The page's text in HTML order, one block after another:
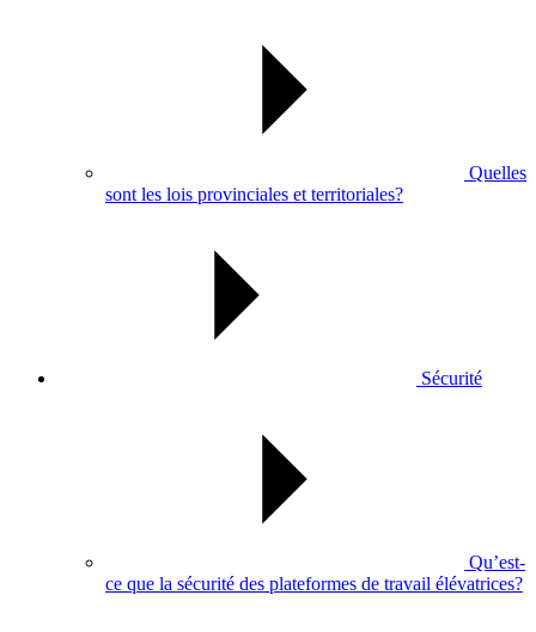
Quelles
sont les lois provinciales et territoriales?
Sécurité
Qu’est-
ce que la sécurité des plateformes de travail élévatrices?